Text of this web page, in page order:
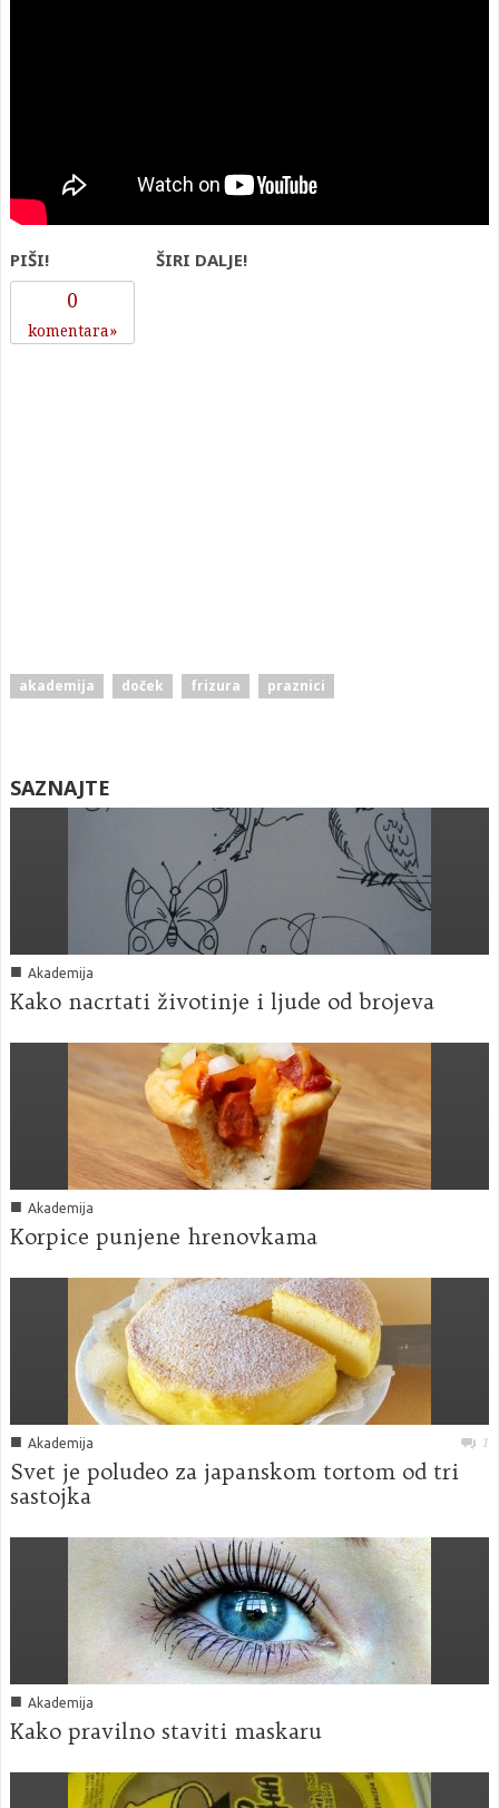
PIŠI!
0
komentara
ŠIRI DALJE!
akademija doček frizura praznici
SAZNAJTE
■ Akademija
Kako nacrtati životinje i ljude od brojeva
■ Akademija
Korpice punjene hrenovkama
■ Akademija 1
Svet je poludeo za japanskom tortom od tri
sastojka
■ Akademija
Kako pravilno staviti maskaru